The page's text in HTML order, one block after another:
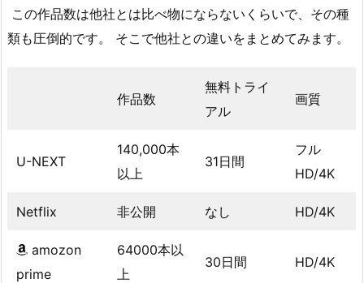
この作品数は他社とは比べ物にならないくらいで、その種
類も圧倒的です。 そこで他社との違いをまとめてみます。
作品数
無料トライ
アル
画質
U-NEXT
140,000本
以上
31日間
フル
HD/4K
Netflix 非公開 なし HD/4K
amozon
prime
64000本以
上
30日間 HD/4K